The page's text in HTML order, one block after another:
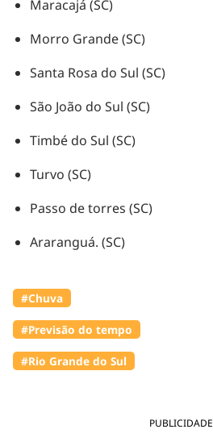
PUBLICIDADE
Maracajá (SC)
Morro Grande (SC)
Santa Rosa do Sul (SC)
São João do Sul (SC)
Timbé do Sul (SC)
Turvo (SC)
Passo de torres (SC)
Araranguá. (SC)
#Chuva
#Previsão do tempo
#Rio Grande do Sul